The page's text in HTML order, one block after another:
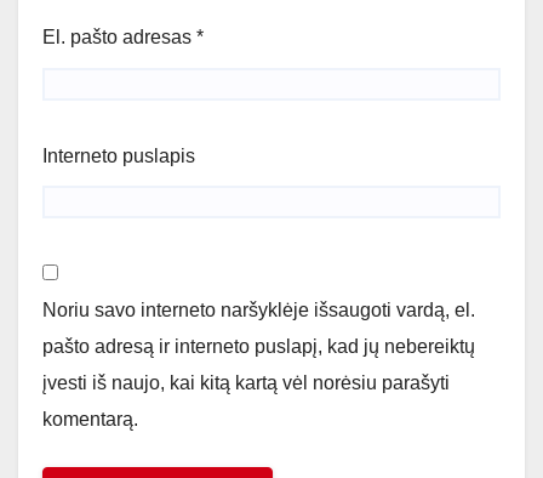
El. pašto adresas *
Interneto puslapis
Noriu savo interneto naršyklėje išsaugoti vardą, el.
pašto adresą ir interneto puslapį, kad jų nebereiktų
įvesti iš naujo, kai kitą kartą vėl norėsiu parašyti
komentarą.